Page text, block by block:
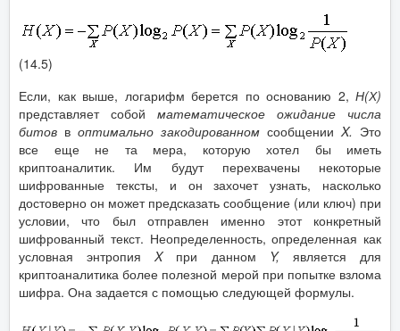
(14.5)
Если, как выше, логарифм берется по основанию 2, Н(Х)
представляет собой математическое ожидание числа
битов в оптимально закодированном сообщении X. Это
все еще не та мера, которую хотел бы иметь
криптоаналитик. Им будут перехвачены некоторые
шифрованные тексты, и он захочет узнать, насколько
достоверно он может предсказать сообщение (или ключ) при
условии, что был отправлен именно этот конкретный
шифрованный текст. Неопределенность, определенная как
условная энтропияXпри данном Y, является для
криптоаналитика более полезной мерой при попытке взлома
шифра. Она задается с помощью следующей формулы.